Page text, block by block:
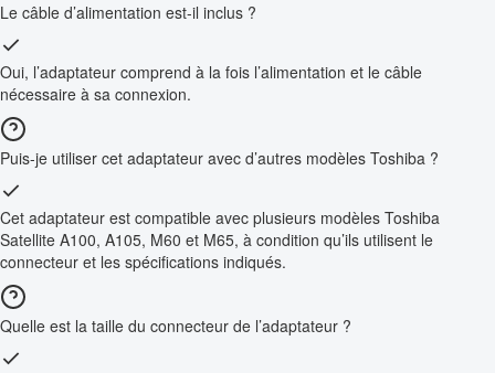
Le câble d’alimentation est-il inclus ?
Oui, l’adaptateur comprend à la fois l’alimentation et le câble
nécessaire à sa connexion.
Puis-je utiliser cet adaptateur avec d’autres modèles Toshiba ?
Cet adaptateur est compatible avec plusieurs modèles Toshiba
Satellite A100, A105, M60 et M65, à condition qu’ils utilisent le
connecteur et les spécifications indiqués.
Quelle est la taille du connecteur de l’adaptateur ?